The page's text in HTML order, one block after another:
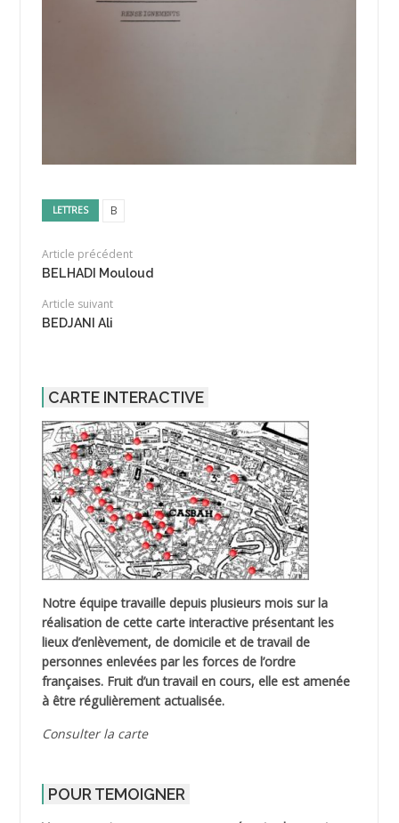
LETTRES B
Article précédent
BELHADI Mouloud
Article suivant
BEDJANI Ali
CARTE INTERACTIVE
Notre équipe travaille depuis plusieurs mois sur la
réalisation de cette carte interactive présentant les
lieux d’enlèvement, de domicile et de travail de
personnes enlevées par les forces de l’ordre
françaises. Fruit d’un travail en cours, elle est amenée
à être régulièrement actualisée.
Consulter la carte
POUR TEMOIGNER